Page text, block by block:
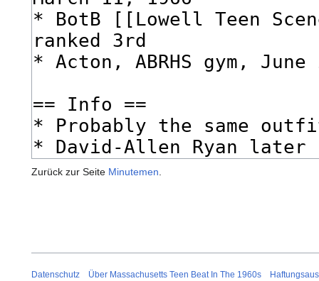
Zurück zur Seite Minutemen.
Datenschutz Über Massachusetts Teen Beat In The 1960s